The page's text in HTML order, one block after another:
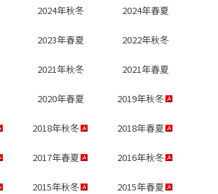
2024年秋冬 2024年春夏
2023年春夏 2022年秋冬
2021年秋冬 2021年春夏
2020年春夏 2019年秋冬
2018年秋冬 2018年春夏
2017年春夏 2016年秋冬
2015年秋冬 2015年春夏